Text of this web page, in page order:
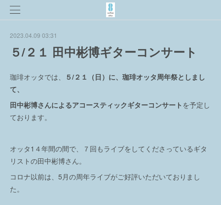
2023.04.09 03:31
５/２１ 田中彬博ギターコンサート
珈琲オッタでは、
５/２１（日）に、珈琲オッタ周年祭としまし
て、
田中彬博さんによるアコースティックギターコンサート を予定し
ております。
オッタ1４年間の間で、７回もライブをしてくださっているギタ
リストの田中彬博さん。
コロナ以前は、5月の周年ライブがご好評いただいておりまし
た。